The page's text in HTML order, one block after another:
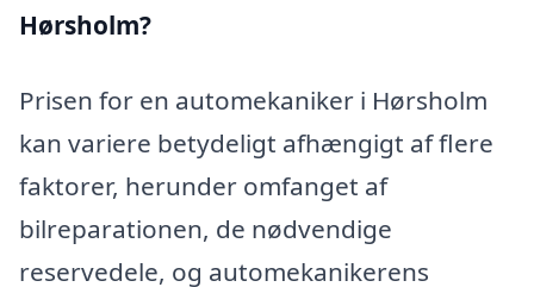
Hørsholm?
Prisen for en automekaniker i Hørsholm
kan variere betydeligt afhængigt af flere
faktorer, herunder omfanget af
bilreparationen, de nødvendige
reservedele, og automekanikerens